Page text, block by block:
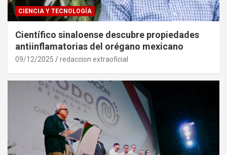
CIENCIA Y TECNOLOGÍA
Científico sinaloense descubre propiedades
antiinflamatorias del orégano mexicano
09/12/2025 redaccion extraoficial